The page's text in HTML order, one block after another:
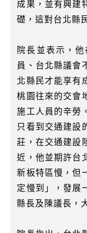
成果，並有興建
礎，這對台北縣
院長並表示，
員、台北縣議會
北縣民才能享有
桃園往來的交會
施工人員的辛勞
只看到交通建設
莊，在交通建設
近，他並期許台
新板特區慢，但
定慢到」，發展
縣長及陳議長，